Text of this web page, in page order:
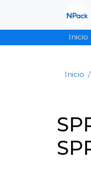
Inicio
Inicio